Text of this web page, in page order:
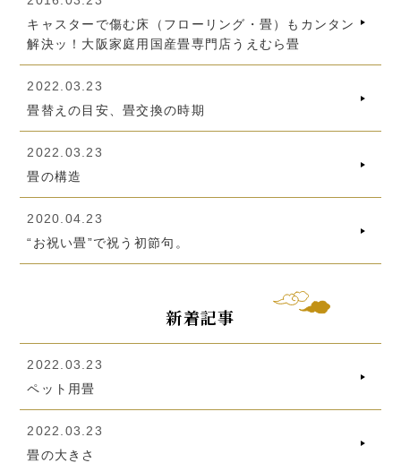
キャスターで傷む床（フローリング・畳）もカンタン
解決ッ！大阪家庭用国産畳専門店うえむら畳
2022.03.23
畳替えの目安、畳交換の時期
2022.03.23
畳の構造
2020.04.23
“お祝い畳”で祝う初節句。
新着記事
2022.03.23
ペット用畳
2022.03.23
畳の大きさ